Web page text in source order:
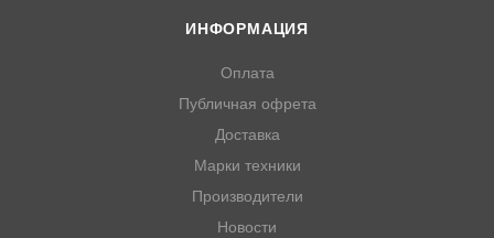
ИНФОРМАЦИЯ
Оплата
Публичная офрета
Доставка
Марки техники
Производители
Новости